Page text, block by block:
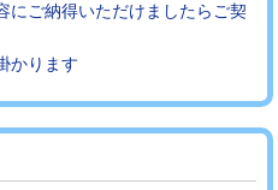
にご納得いただけましたらご契
かります